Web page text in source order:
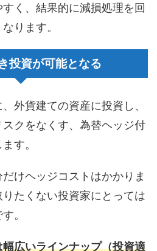
く、結果的に減損処理を回
ります。
投資が可能となる
外貨建ての資産に投資し、
クをなくす、為替ヘッジ付
す。
けヘッジコストはかかりま
たくない投資家にとっては
。
広いラインナップ（投資適